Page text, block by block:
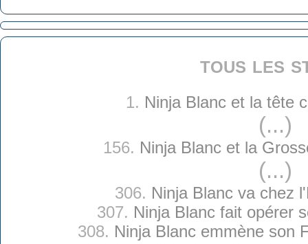
tous les
1. Ninja Blanc et la tête
(...)
156. Ninja Blanc et la
(...)
306. Ninja Blanc va chez
307. Ninja Blanc fait opérer
308. Ninja Blanc emmène son